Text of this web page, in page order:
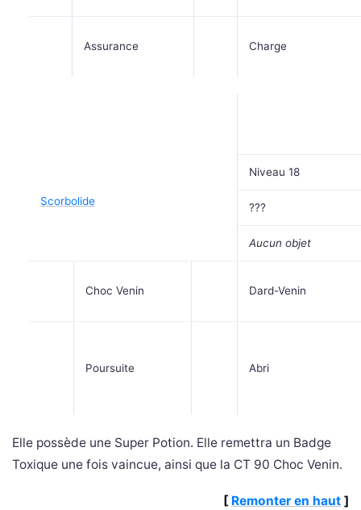
Assurance Charge
Scorbolide
Niveau 18
???
Aucun objet
Choc Venin Dard-Venin
Poursuite Abri
Elle possède une Super Potion. Elle remettra un Badge
Toxique une fois vaincue, ainsi que la CT 90 Choc Venin.
[ Remonter en haut ]